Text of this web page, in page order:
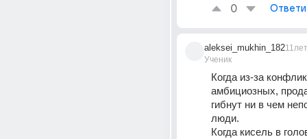
0
aleksei_mukhin_182
Ученик
11лет
Когда из-за
амбициозных,
гибнут ни в чем
люди.
Когда кисель в